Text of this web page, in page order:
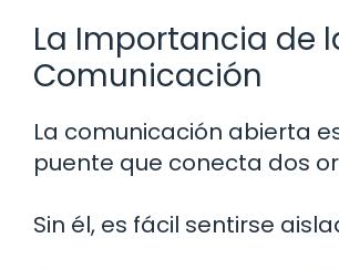
La Importancia de
Comunicación
La comunicación abierta
puente que conecta dos
Sin él, es fácil sentirse